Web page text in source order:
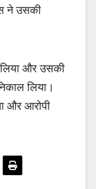
ने उसकी
और उसकी
लिया।
और आरोपी